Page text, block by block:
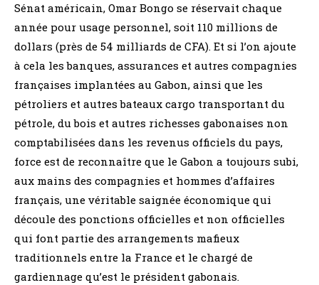
Sénat américain, Omar Bongo se réservait chaque
année pour usage personnel, soit 110 millions de
dollars (près de 54 milliards de CFA). Et si l’on ajoute
à cela les banques, assurances et autres compagnies
françaises implantées au Gabon, ainsi que les
pétroliers et autres bateaux cargo transportant du
pétrole, du bois et autres richesses gabonaises non
comptabilisées dans les revenus officiels du pays,
force est de reconnaître que le Gabon a toujours subi,
aux mains des compagnies et hommes d’affaires
français, une véritable saignée économique qui
découle des ponctions officielles et non officielles
qui font partie des arrangements mafieux
traditionnels entre la France et le chargé de
gardiennage qu’est le président gabonais.